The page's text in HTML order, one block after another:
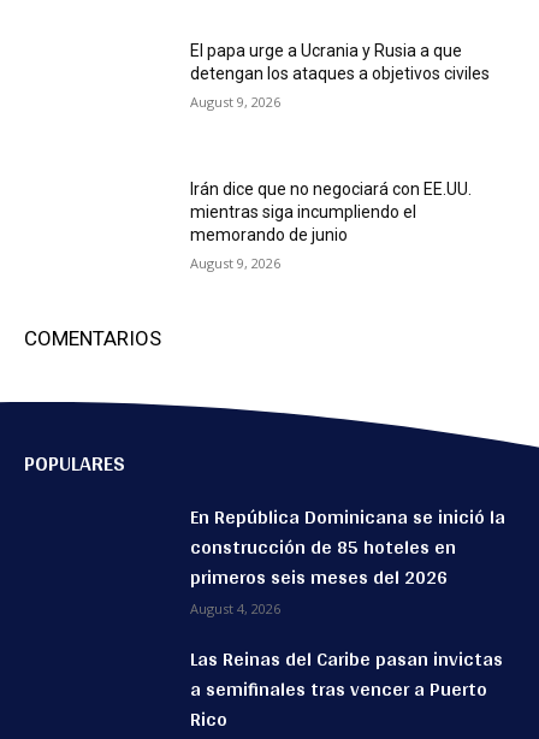
El papa urge a Ucrania y Rusia a que
detengan los ataques a objetivos civiles
August 9, 2026
Irán dice que no negociará con EE.UU.
mientras siga incumpliendo el
memorando de junio
August 9, 2026
COMENTARIOS
POPULARES
En República Dominicana se inició la
construcción de 85 hoteles en
primeros seis meses del 2026
August 4, 2026
Las Reinas del Caribe pasan invictas
a semifinales tras vencer a Puerto
Rico